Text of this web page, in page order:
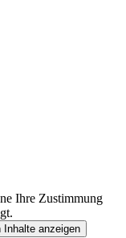
Ihre Zustimmung
Inhalte anzeigen